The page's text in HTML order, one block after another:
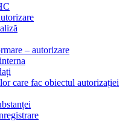
– autorizare
care fac obiectul autorizației